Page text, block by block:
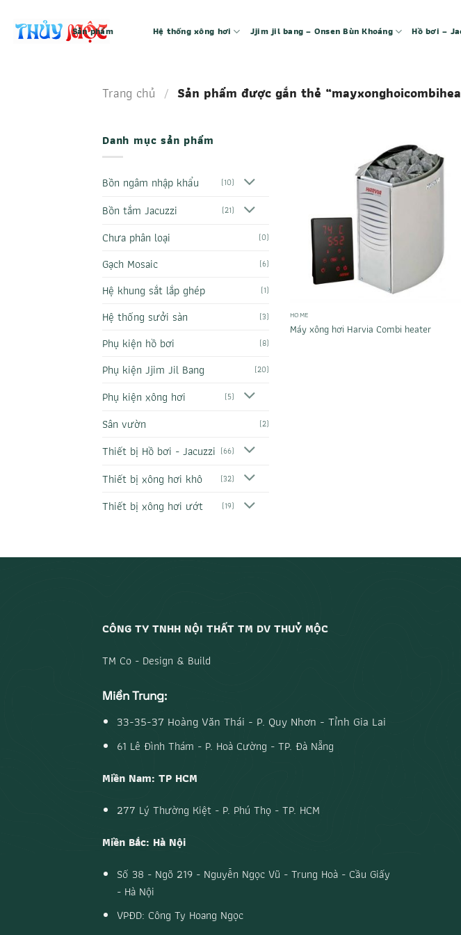
Sản phẩm Hệ thống xông hơi Jjim jil bang – Onsen Bùn Khoáng Hồ bơi –
Trang chủ / Sản phẩm được gắn thẻ
Danh mục sản phẩm
Bồn ngâm nhập khẩu (10)
Bồn tắm Jacuzzi (21)
Chưa phân loại (0)
Gạch Mosaic (6)
Hệ khung sắt lắp ghép (1)
Hệ thống sưởi sàn (3)
Phụ kiện hồ bơi (8)
Phụ kiện Jjim Jil Bang (20)
Phụ kiện xông hơi (5)
Sân vườn (2)
Thiết bị Hồ bơi - Jacuzzi (66)
Thiết bị xông hơi khô (32)
Thiết bị xông hơi ướt (19)
HOME
Máy xông hơi Harvia Combi heater
CÔNG TY TNHH NỘI THẤT TM DV THUỶ MỘC
TM Co - Design & Build
Miền Trung:
33-35-37 Hoàng Văn Thái - P. Quy Nhơn - Tỉnh Gia Lai
61 Lê Đình Thám - P. Hoà Cường - TP. Đà Nẵng
Miền Nam: TP HCM
277 Lý Thường Kiệt - P. Phú Thọ - TP. HCM
Miền Bắc: Hà Nội
Số 38 - Ngõ 219 - Nguyễn Ngọc Vũ - Trung Hoà - Cầu Giấy
- Hà Nội
VPĐD: Công Ty Hoang Ngọc